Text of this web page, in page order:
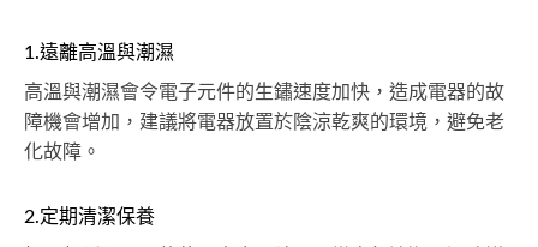
1.遠離高溫與潮濕
高溫與潮濕會令電子元件的生鏽速度加快，造成電器的故
障機會增加，建議將電器放置於陰涼乾爽的環境，避免老
化故障。
2.定期清潔保養